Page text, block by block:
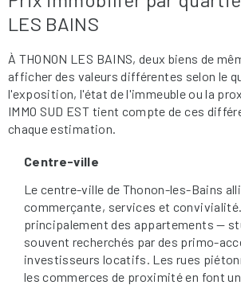
LES BAINS
À THONON LES BAINS, deux biens de
afficher des valeurs différentes selon le
l'exposition, l'état de l'immeuble ou la
IMMO SUD EST tient compte de ces
chaque estimation.
Centre-ville
Le centre-ville de Thonon-les-Bains
commerçante, services et
principalement des appartements —
souvent recherchés par des primo-
investisseurs locatifs. Les rues
les commerces de proximité en font